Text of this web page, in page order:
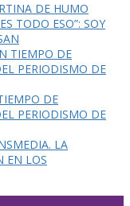
DE HUMO
TODO ESO”: SOY
TIEMPO DE
PERIODISMO DE
DE
PERIODISMO DE
LA
EN LOS